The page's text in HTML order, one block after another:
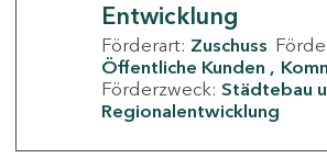
Entwicklung
Förderart: Zuschuss
Öffentliche Kunden
Förderzweck: Städtebau
Regionalentwicklung